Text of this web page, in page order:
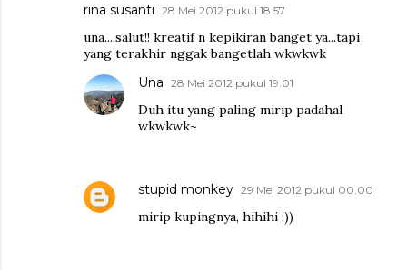
rina susanti 28 Mei 2012 pukul 18.57
una....salut!! kreatif n kepikiran banget ya...tapi
yang terakhir nggak bangetlah wkwkwk
Una 28 Mei 2012 pukul 19.01
Duh itu yang paling mirip padahal
wkwkwk~
stupid monkey 29 Mei 2012 pukul 00.00
mirip kupingnya, hihihi ;))